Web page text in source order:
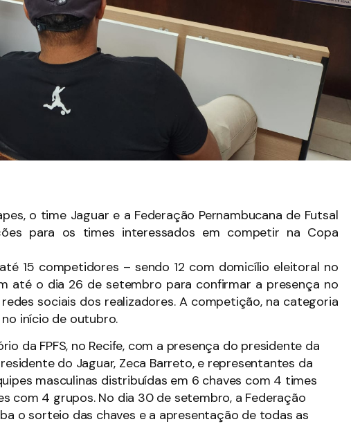
o time Jaguar e a Federação Pernambucana de Futsal
para os times interessados em competir na Copa
15 competidores – sendo 12 com domicílio eleitoral no
até o dia 26 de setembro para confirmar a presença no
sociais dos realizadores. A competição, na categoria
início de outubro.
da FPFS, no Recife, com a presença do presidente da
do Jaguar, Zeca Barreto, e representantes da
masculinas distribuídas em 6 chaves com 4 times
com 4 grupos. No dia 30 de setembro, a Federação
o sorteio das chaves e a apresentação de todas as